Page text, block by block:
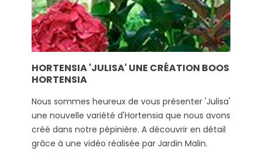
HORTENSIA 'JULISA' UNE CRÉATION BOOS
HORTENSIA
Nous sommes heureux de vous présenter 'Julisa'
une nouvelle variété d'Hortensia que nous avons
créé dans notre pépinière. A découvrir en détail
grâce à une vidéo réalisée par Jardin Malin.